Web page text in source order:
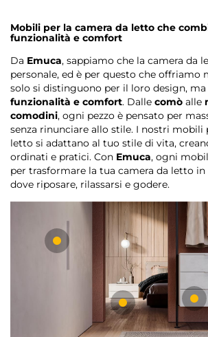
Mobili per la camera da letto che
funzionalità e comfort
Da Emuca, sappiamo che la camera da
personale, ed è per questo che offriamo
solo si distinguono per il loro design,
funzionalità e comfort. Dalle comò alle
comodini, ogni pezzo è pensato per
senza rinunciare allo stile. I nostri mobili
letto si adattano al tuo stile di vita,
ordinati e pratici. Con Emuca, ogni
per trasformare la tua camera da letto
dove riposare, rilassarsi e godere.